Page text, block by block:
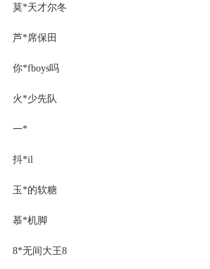
莫*天才尔冬
芦*席保田
你*fboys吗
火*少先队
一*
抖*il
玉*的软糖
慕*机脚
8*无间大王8